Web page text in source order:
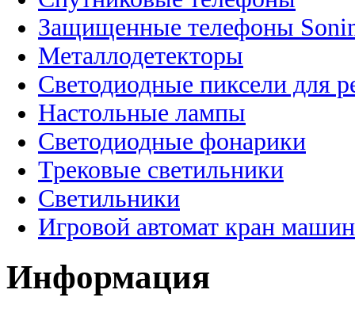
Защищенные телефоны
Металлодетекторы
Светодиодные пиксели для
Настольные лампы
Светодиодные фонарики
Трековые светильники
Светильники
Игровой автомат кран
Информация